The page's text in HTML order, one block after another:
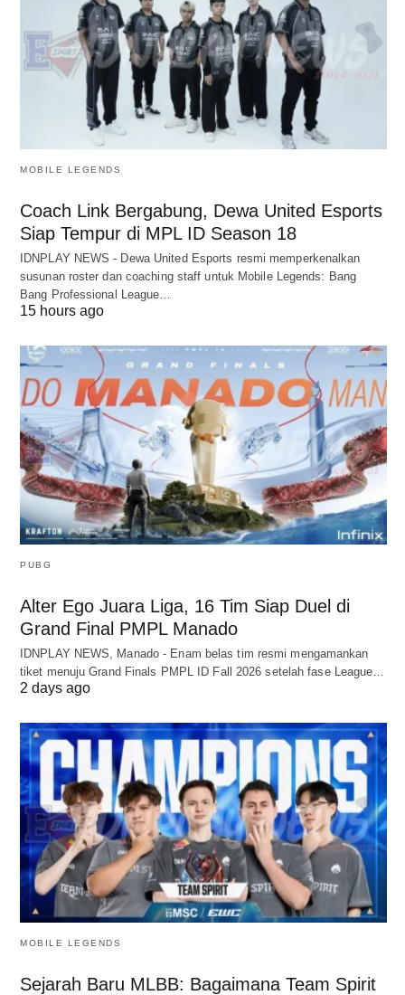
MOBILE LEGENDS
Coach Link Bergabung, Dewa United Esports
Siap Tempur di MPL ID Season 18
IDNPLAY NEWS - Dewa United Esports resmi memperkenalkan
susunan roster dan coaching staff untuk Mobile Legends: Bang
Bang Professional League…
15 hours ago
PUBG
Alter Ego Juara Liga, 16 Tim Siap Duel di
Grand Final PMPL Manado
IDNPLAY NEWS, Manado - Enam belas tim resmi mengamankan
tiket menuju Grand Finals PMPL ID Fall 2026 setelah fase League…
2 days ago
MOBILE LEGENDS
Sejarah Baru MLBB: Bagaimana Team Spirit